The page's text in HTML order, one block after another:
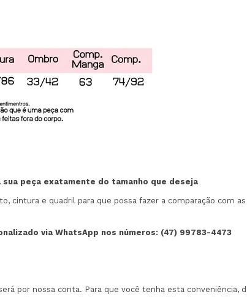
peça exatamente do tamanho que deseja
cintura e quadril para que possa fazer a comparação com
via WhatsApp nos números: (47) 99783-4473
por nossa conta. Para que você tenha esta